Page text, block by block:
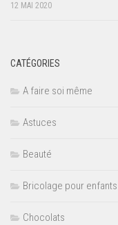
12 MAI 2020
CATÉGORIES
A faire soi même
Astuces
Beauté
Bricolage pour enfants
Chocolats